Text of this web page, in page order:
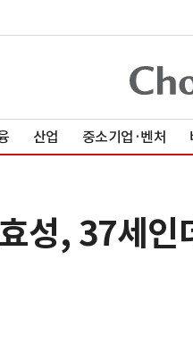
산업 중소기업·벤처
성, 37세